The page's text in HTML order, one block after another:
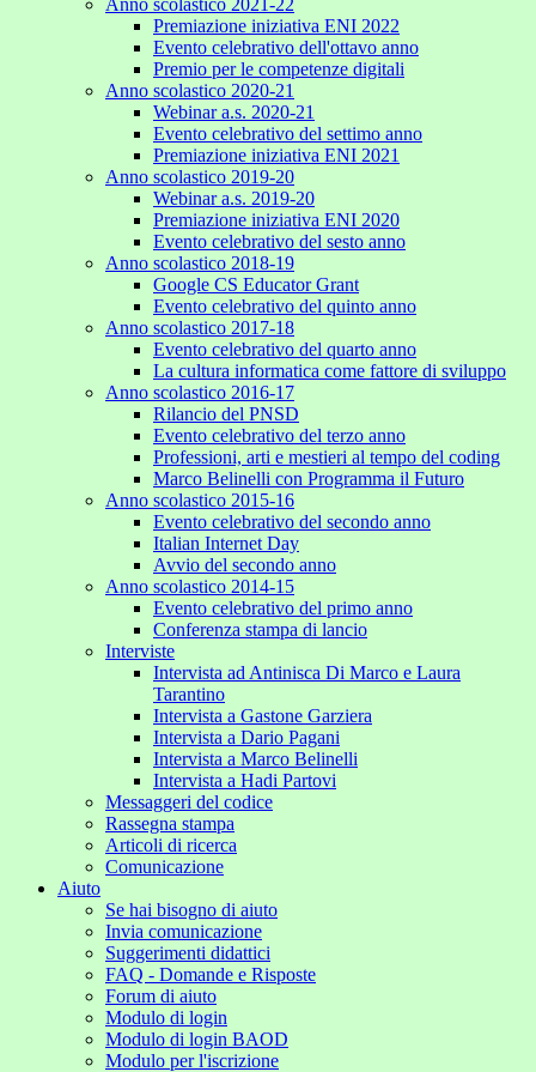
Anno scolastico 2021-22
Premiazione iniziativa ENI 2022
Evento celebrativo dell'ottavo anno
Premio per le competenze digitali
Anno scolastico 2020-21
Webinar a.s. 2020-21
Evento celebrativo del settimo anno
Premiazione iniziativa ENI 2021
Anno scolastico 2019-20
Webinar a.s. 2019-20
Premiazione iniziativa ENI 2020
Evento celebrativo del sesto anno
Anno scolastico 2018-19
Google CS Educator Grant
Evento celebrativo del quinto anno
Anno scolastico 2017-18
Evento celebrativo del quarto anno
La cultura informatica come fattore di sviluppo
Anno scolastico 2016-17
Rilancio del PNSD
Evento celebrativo del terzo anno
Professioni, arti e mestieri al tempo del coding
Marco Belinelli con Programma il Futuro
Anno scolastico 2015-16
Evento celebrativo del secondo anno
Italian Internet Day
Avvio del secondo anno
Anno scolastico 2014-15
Evento celebrativo del primo anno
Conferenza stampa di lancio
Interviste
Intervista ad Antinisca Di Marco e Laura
Tarantino
Intervista a Gastone Garziera
Intervista a Dario Pagani
Intervista a Marco Belinelli
Intervista a Hadi Partovi
Messaggeri del codice
Rassegna stampa
Articoli di ricerca
Comunicazione
Aiuto
Se hai bisogno di aiuto
Invia comunicazione
Suggerimenti didattici
FAQ - Domande e Risposte
Forum di aiuto
Modulo di login
Modulo di login BAOD
Modulo per l'iscrizione